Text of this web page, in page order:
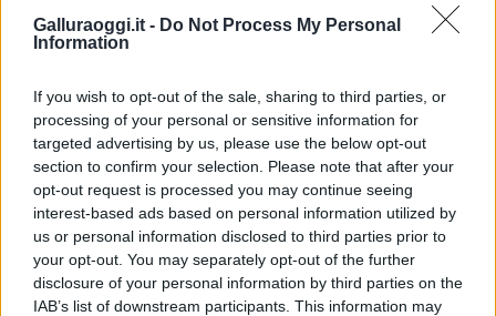
Galluraoggi.it - Do Not Process My Personal
Information
If you wish to opt-out of the sale, sharing to third parties, or
processing of your personal or sensitive information for
targeted advertising by us, please use the below opt-out
section to confirm your selection. Please note that after your
opt-out request is processed you may continue seeing
interest-based ads based on personal information utilized by
us or personal information disclosed to third parties prior to
your opt-out. You may separately opt-out of the further
disclosure of your personal information by third parties on the
IAB’s list of downstream participants. This information may
A Tempio 9 milioni di euro per il “Vecchio
caseggiato” della scuola primaria